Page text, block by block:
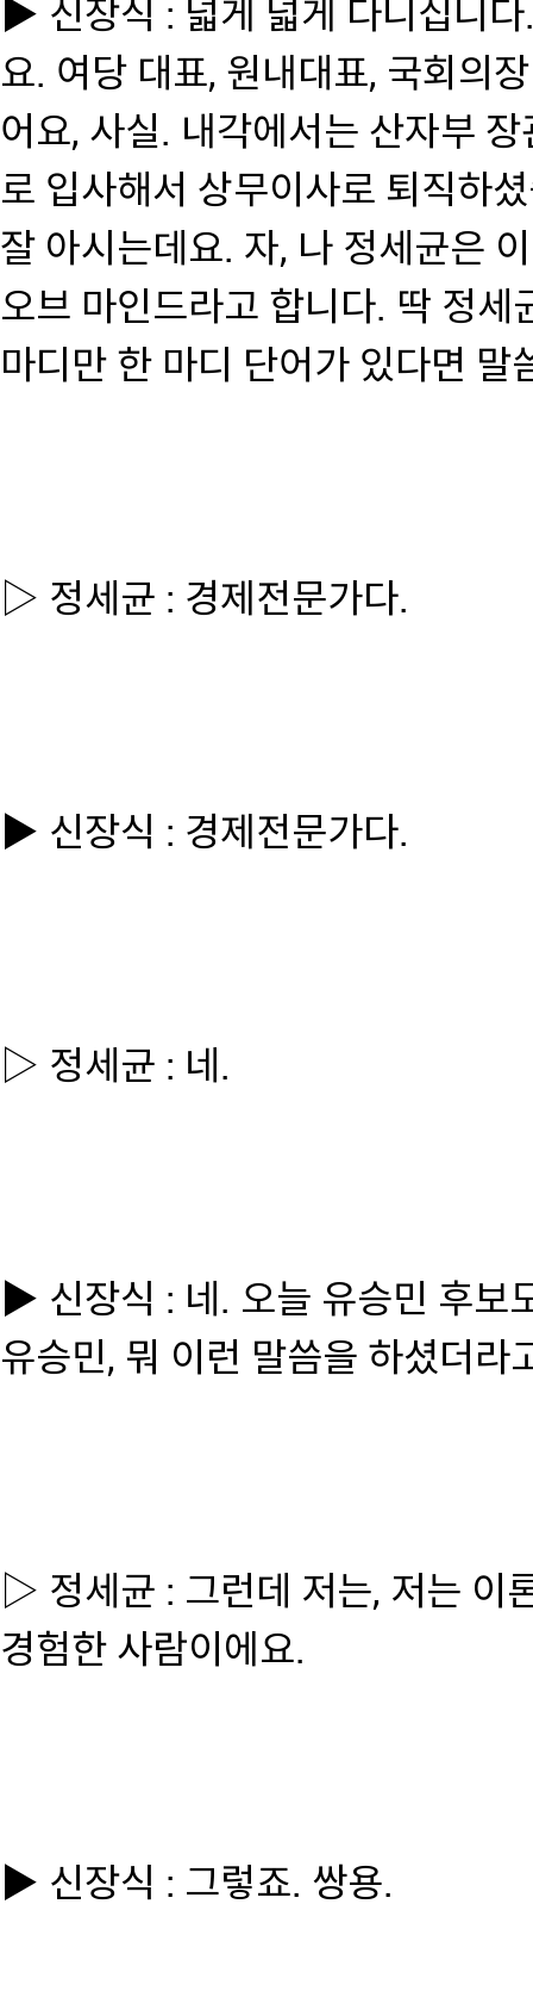
▶ 신장식 : 넓게 넓게 다니십니
요. 여당 대표, 원내대표, 국회의
어요, 사실. 내각에서는 산자부
로 입사해서 상무이사로 퇴직하
잘 아시는데요. 자, 나 정세균은
오브 마인드라고 합니다. 딱 정세
마디만 한 마디 단어가 있다면 말
▷ 정세균 : 경제전문가다.
▶ 신장식 : 경제전문가다.
▷ 정세균 : 네.
▶ 신장식 : 네. 오늘 유승민 후보
유승민, 뭐 이런 말씀을 하셨더라
▷ 정세균 : 그런데 저는, 저는 이
경험한 사람이에요.
▶ 신장식 : 그렇죠. 쌍용.